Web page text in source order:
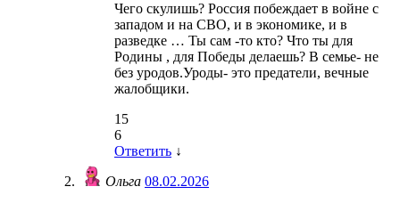
Чего скулишь? Россия побеждает в войне с
западом и на СВО, и в экономике, и в
разведке … Ты сам -то кто? Что ты для
Родины , для Победы делаешь? В семье- не
без уродов.Уроды- это предатели, вечные
жалобщики.
15
6
Ответить ↓
Ольга 08.02.2026